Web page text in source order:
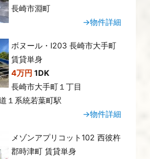
長崎市淵町
→物件詳細
ボヌール・Ⅰ203 長崎市大手町
賃貸単身
4万円 1DK
長崎市大手町１丁目
１系統若葉町駅
→物件詳細
メゾンアプリコット102 西彼杵
郡時津町 賃貸単身